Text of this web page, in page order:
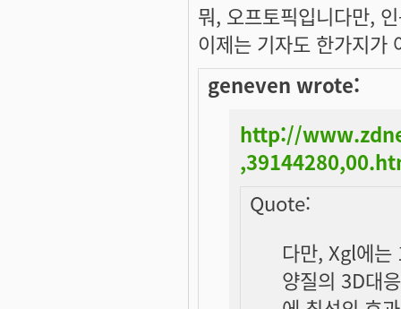
뭐, 오프토픽입니다만,
이제는 기자도 한가지가
geneven wrote:
http://
Quote:
다만, Xgl에는
양질의 3D대